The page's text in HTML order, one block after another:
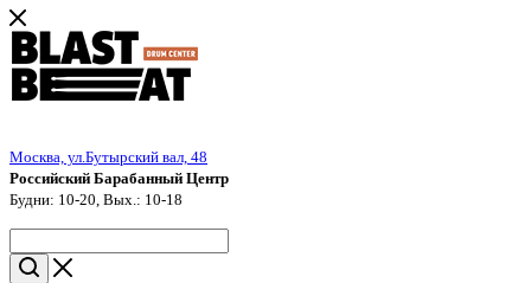
Москва, ул.Бутырский вал, 48
Российский Барабанный Центр
Будни: 10-20, Вых.: 10-18